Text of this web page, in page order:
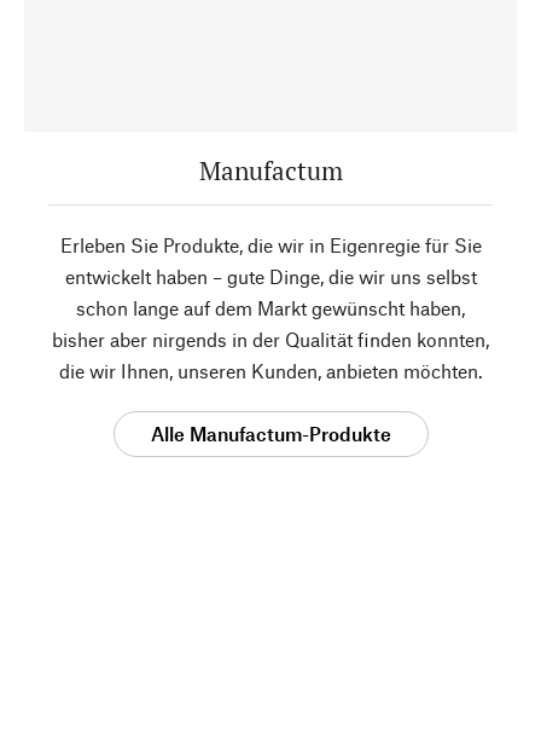
Manufactum
Erleben Sie Produkte, die wir in Eigenregie für Sie
entwickelt haben – gute Dinge, die wir uns selbst
schon lange auf dem Markt gewünscht haben,
bisher aber nirgends in der Qualität finden konnten,
die wir Ihnen, unseren Kunden, anbieten möchten.
Alle Manufactum-Produkte